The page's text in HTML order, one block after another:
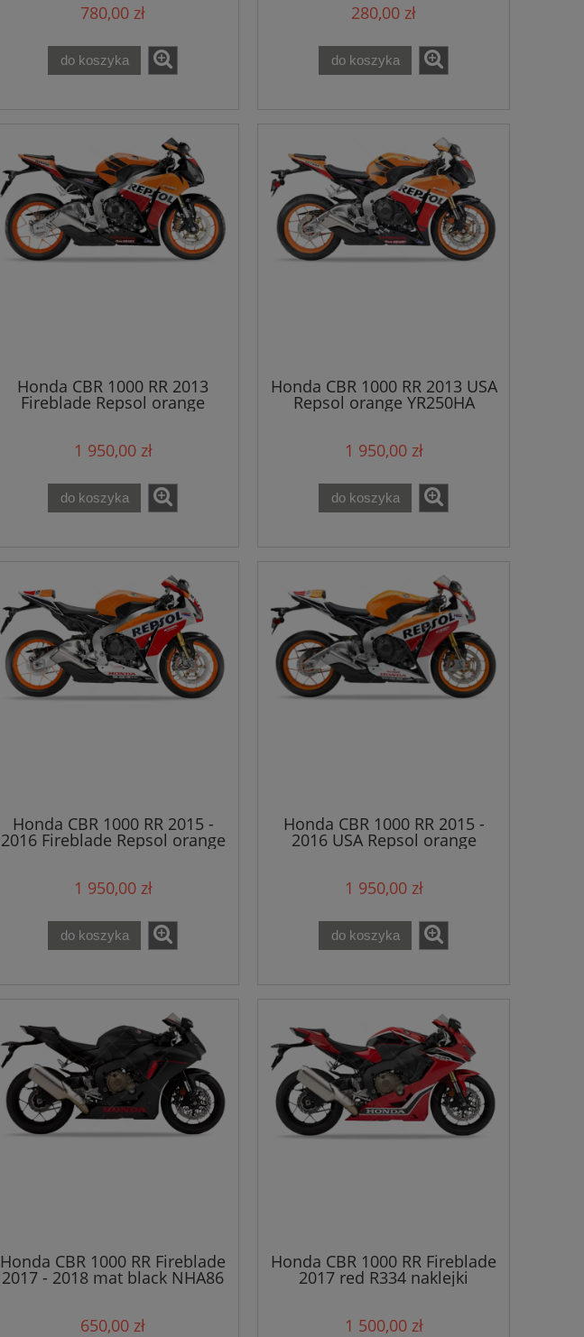
780,00 zł
do koszyka
280,00 zł
do koszyka
Honda CBR 1000 RR 2013
Fireblade Repsol orange
YR250HA naklejki
1 950,00 zł
do koszyka
Honda CBR 1000 RR 2013 USA
Repsol orange YR250HA
naklejki
1 950,00 zł
do koszyka
Honda CBR 1000 RR 2015 -
2016 Fireblade Repsol orange
YR250 naklejki
1 950,00 zł
do koszyka
Honda CBR 1000 RR 2015 -
2016 USA Repsol orange
YR250 naklejki
1 950,00 zł
do koszyka
Honda CBR 1000 RR Fireblade
2017 - 2018 mat black NHA86
650,00 zł
Honda CBR 1000 RR Fireblade
2017 red R334 naklejki
1 500,00 zł